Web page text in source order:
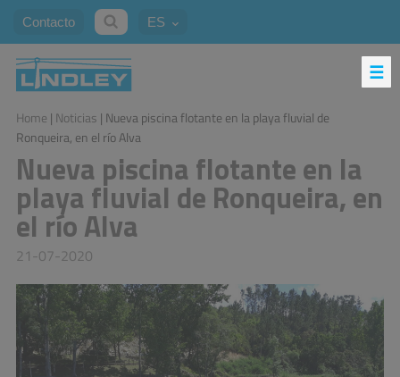
Contacto ES
Home | Noticias | Nueva piscina flotante en la playa fluvial de
Ronqueira, en el río Alva
Nueva piscina flotante en la
playa fluvial de Ronqueira, en
el río Alva
21-07-2020